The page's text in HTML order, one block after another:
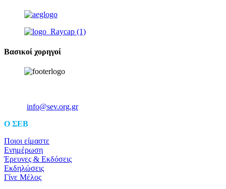
Βασικοί χορηγοί
info@sev.org.gr
O ΣΕΒ
Ποιοι είμαστε
Ενημέρωση
Έρευνες & Εκδόσεις
Εκδηλώσεις
Γίνε Μέλος